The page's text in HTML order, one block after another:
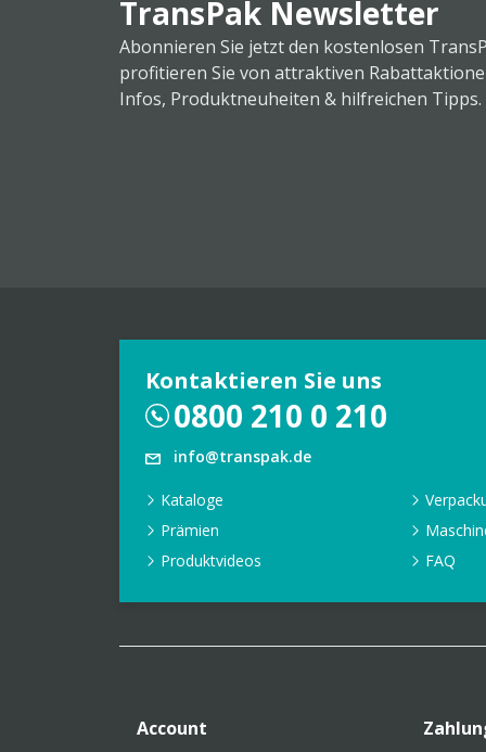
TransPak Newsletter
Abonnieren Sie jetzt den kostenlosen
profitieren Sie von attraktiven
Infos, Produktneuheiten & hilfreichen Tipps.
Kontaktieren Sie uns
0800 210 0 210
info@transpak.de
Kataloge
Prämien
Produktvideos
FAQ
Account